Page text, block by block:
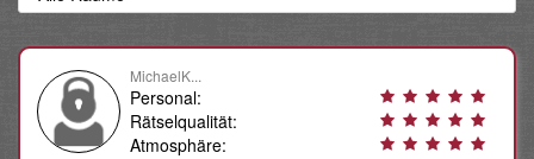
MichaelK...
Personal:
Rätselqualität:
Atmosphäre: